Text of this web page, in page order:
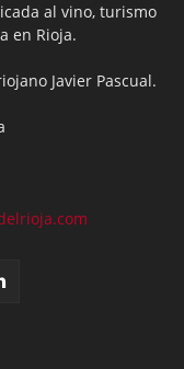
al vino, turismo
en Rioja.
Javier Pascual.